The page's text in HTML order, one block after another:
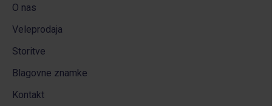
O nas
Veleprodaja
Storitve
Blagovne znamke
Kontakt